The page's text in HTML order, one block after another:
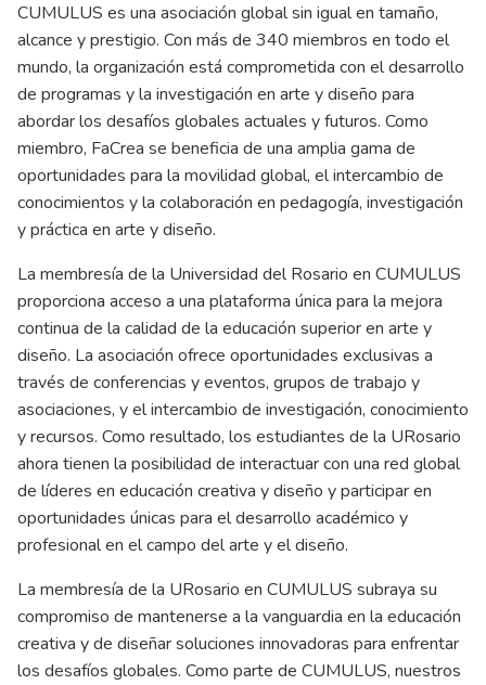
CUMULUS es una asociación global sin igual en tamaño,
alcance y prestigio. Con más de 340 miembros en todo el
mundo, la organización está comprometida con el desarrollo
de programas y la investigación en arte y diseño para
abordar los desafíos globales actuales y futuros. Como
miembro, FaCrea se beneficia de una amplia gama de
oportunidades para la movilidad global, el intercambio de
conocimientos y la colaboración en pedagogía, investigación
y práctica en arte y diseño.
La membresía de la Universidad del Rosario en CUMULUS
proporciona acceso a una plataforma única para la mejora
continua de la calidad de la educación superior en arte y
diseño. La asociación ofrece oportunidades exclusivas a
través de conferencias y eventos, grupos de trabajo y
asociaciones, y el intercambio de investigación, conocimiento
y recursos. Como resultado, los estudiantes de la URosario
ahora tienen la posibilidad de interactuar con una red global
de líderes en educación creativa y diseño y participar en
oportunidades únicas para el desarrollo académico y
profesional en el campo del arte y el diseño.
La membresía de la URosario en CUMULUS subraya su
compromiso de mantenerse a la vanguardia en la educación
creativa y de diseñar soluciones innovadoras para enfrentar
los desafíos globales. Como parte de CUMULUS, nuestros